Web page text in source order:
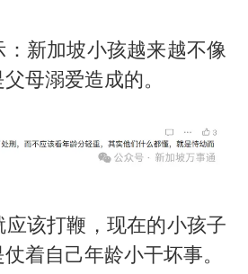
新加坡小孩越来越不像
母溺爱造成的。
该打鞭，现在的小孩子
着自己年龄小干坏事。